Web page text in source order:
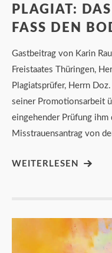
PLAGIAT:
FASS DEN
Gastbeitrag von Karin
Freistaates Thüringen,
Plagiatsprüfer, Herrn
seiner Promotionsarbeit
eingehender Prüfung
Misstrauensantrag von
WEITERLESEN